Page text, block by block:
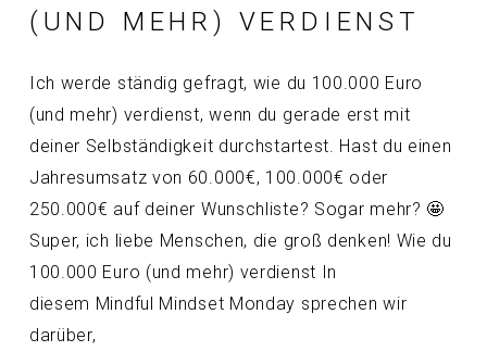
(UND MEHR) VERDIENST
Ich werde ständig gefragt, wie du 100.000 Euro
(und mehr) verdienst, wenn du gerade erst mit
deiner Selbständigkeit durchstartest. Hast du einen
Jahresumsatz von 60.000€, 100.000€ oder
250.000€ auf deiner Wunschliste? Sogar mehr? 🤩
Super, ich liebe Menschen, die groß denken! Wie du
100.000 Euro (und mehr) verdienst In
diesem Mindful Mindset Monday sprechen wir
darüber,